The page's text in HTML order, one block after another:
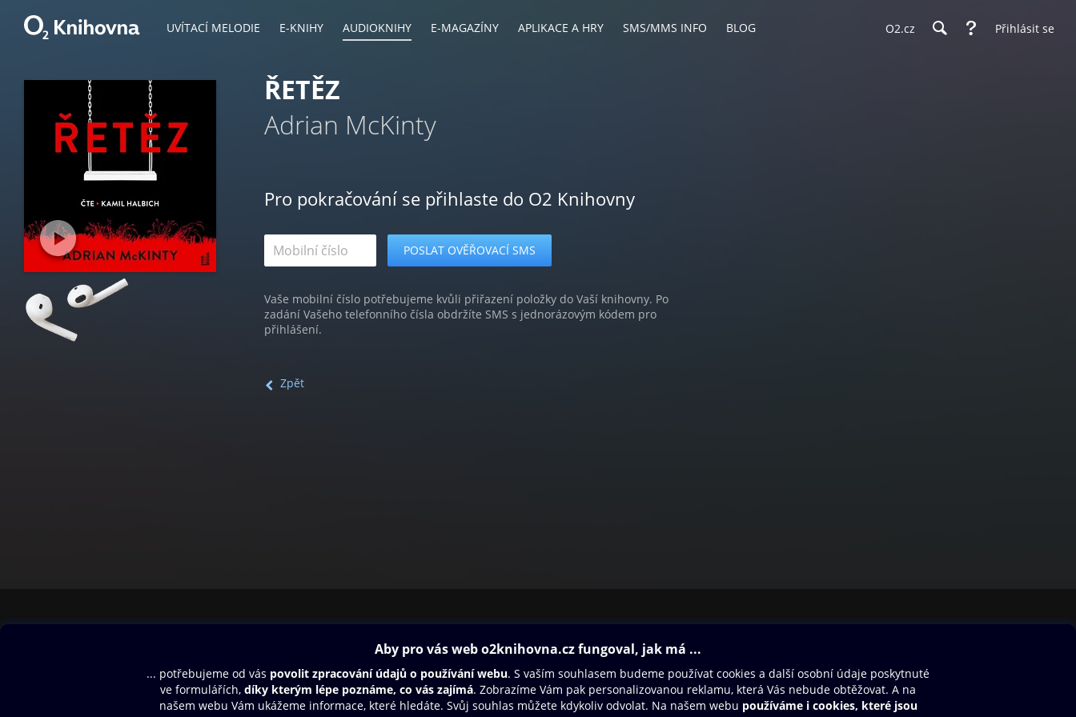
UVÍTACÍ MELODIE E-KNIHY AUDIOKNIHY E-MAGAZÍNY APLIKACE A HRY SMS/MMS INFO BLOG O2.cz Přihlásit se
ŘETĚZ
Adrian McKinty
Pro pokračování se přihlaste do O2 Knihovny
Vaše mobilní číslo potřebujeme kvůli přiřazení položky do Vaší knihovny. Po
zadání Vašeho telefonního čísla obdržíte SMS s jednorázovým kódem pro
přihlášení.
Zpět
Aplikace a hry
SMS/MMS Info
Blog
Dárkový poukaz
Nápověda
Oneplay Originály
Sport